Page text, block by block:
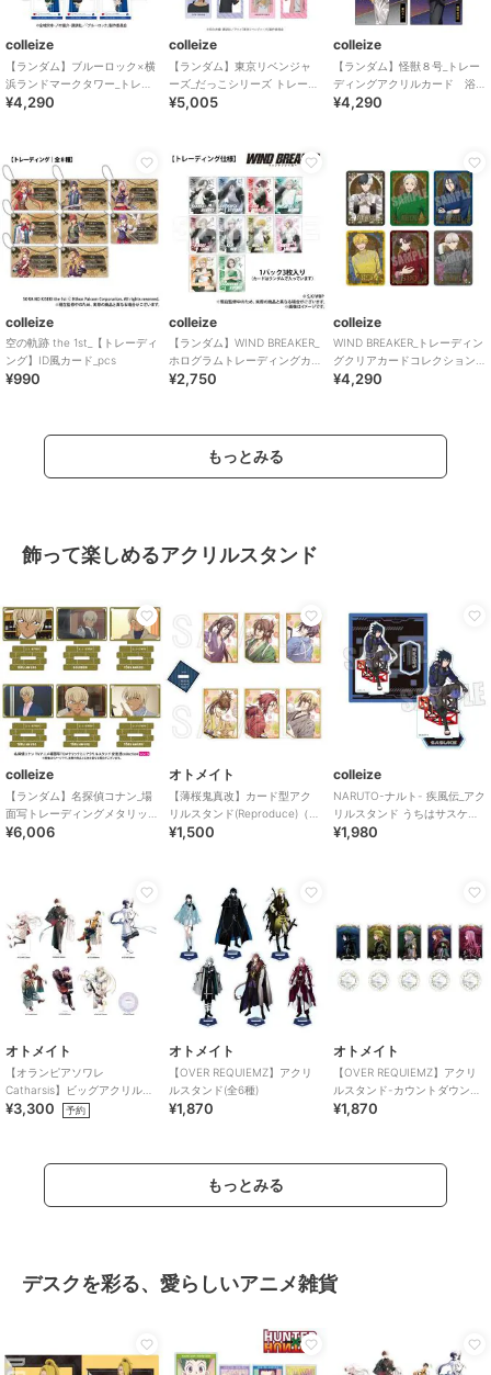
colleize
【ランダム】ブルーロック×横
浜ランドマークタワー_トレー
ディング SNS風クリアカード
¥4,290
colleize
【ランダム】東京リベンジャ
ーズ_だっこシリーズ トレーデ
ィングチェキ風カード
¥5,005
colleize
【ランダム】怪獣８号_トレー
ディングアクリルカード 浴
衣Ver. 【BOX／5パック入
¥4,290
colleize
空の軌跡 the 1st_【トレーディ
ング】ID風カード_pcs
¥990
colleize
【ランダム】WIND BREAKER_
ホログラムトレーディングカ
ード_BOX
¥2,750
colleize
WIND BREAKER_トレーディン
グクリアカードコレクション
Chinese cafe ver.
¥4,290
もっとみる
飾って楽しめるアクリルスタンド
colleize
【ランダム】名探偵コナン_場
面写トレーディングメタリッ
クミニアクリルスタンド 安室
¥6,006
オトメイト
【薄桜鬼真改】カード型アク
リルスタンド(Reproduce)（ラ
ンダム全6種）
¥1,500
colleize
NARUTO-ナルト- 疾風伝_アク
リルスタンド うちはサスケ
(Cyber Style)
¥1,980
オトメイト
【オランピアソワレ
Catharsis】ビッグアクリルス
タンド(全7種)
¥3,300 予約
オトメイト
【OVER REQUIEMZ】アクリ
ルスタンド(全6種)
¥1,870
オトメイト
【OVER REQUIEMZ】アクリ
ルスタンド-カウントダウン
ver-(全5種)
¥1,870
もっとみる
デスクを彩る、愛らしいアニメ雑貨